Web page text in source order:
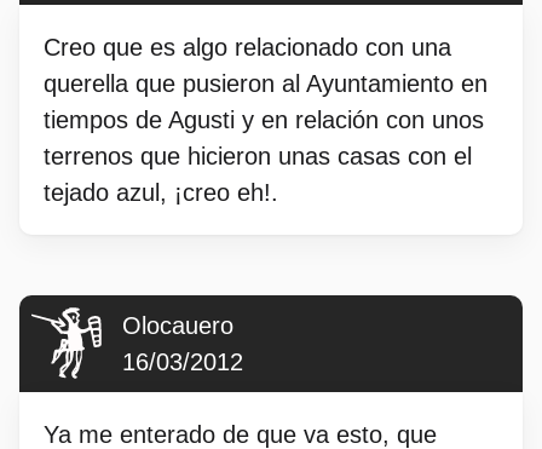
Creo que es algo relacionado con una
querella que pusieron al Ayuntamiento en
tiempos de Agusti y en relación con unos
terrenos que hicieron unas casas con el
tejado azul, ¡creo eh!.
Olocauero
16/03/2012
Ya me enterado de que va esto, que